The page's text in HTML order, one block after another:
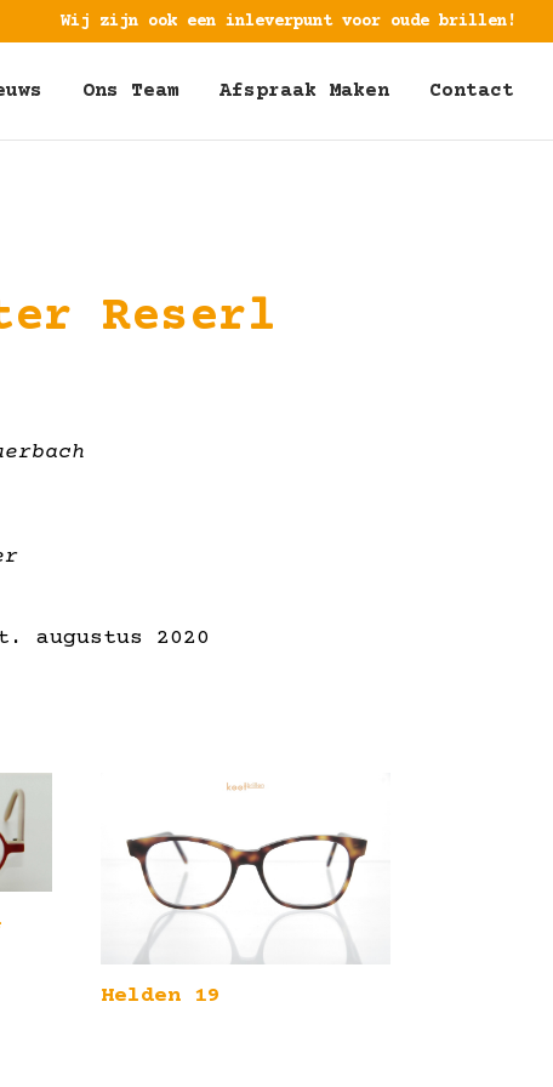
Wij zijn ook een inleverpunt voor oude brillen!
Ons Team Afspraak Maken Contact
Reserl
augustus 2020
Helden 19